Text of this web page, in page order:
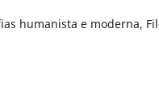
humanista e moderna,